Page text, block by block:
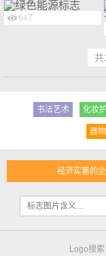
647
共
书法艺术 化妆
器
经济实惠的
Logo搜索